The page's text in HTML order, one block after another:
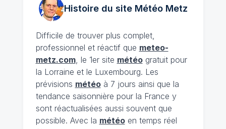
Histoire du site MétéoMetz
Difficile de trouver plus complet,
professionnel et réactif que meteo-
metz.com, le 1er site météogratuit pour
la Lorraine et le Luxembourg. Les
prévisions météoà 7 jours ainsi que la
tendance saisonnière pour la France y
sont réactualisées aussi souvent que
possible. Avec la météoen temps réel